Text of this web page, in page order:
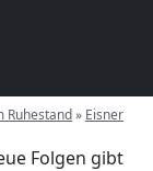
Ruhestand» Eisner
Folgen gibt